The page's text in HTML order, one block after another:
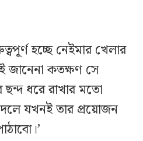
হচ্ছে নেইমার খেলার
জানেনা কতক্ষণ সে
ছন্দ ধরে রাখার মতো
যখনই তার প্রয়োজন